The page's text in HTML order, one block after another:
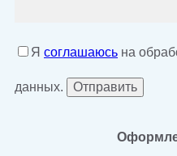
Я соглашаюсь на
данных.